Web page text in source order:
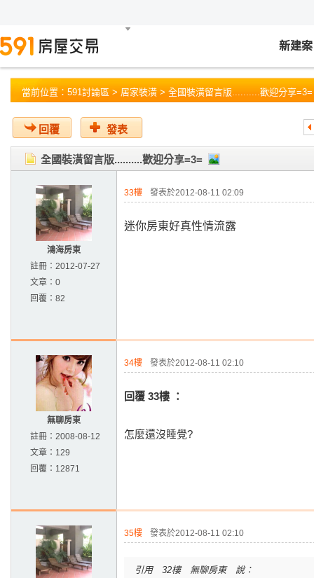
新建案
當前位置： 591討論區 > 居家裝潢 > 全國裝潢留言版..........歡迎分享=3=
回覆 發表
全國裝潢留言版..........歡迎分享=3=
鴻海房東
註冊： 2012-07-27
文章： 0
回覆： 82
33樓 發表於2012-08-11 02:09
迷你房東好真性情流露
無聊房東
註冊： 2008-08-12
文章： 129
回覆： 12871
34樓 發表於2012-08-11 02:10
回覆 33樓 ：
怎麼還沒睡覺?
35樓 發表於2012-08-11 02:10
引用 32樓 無聊房東 說：